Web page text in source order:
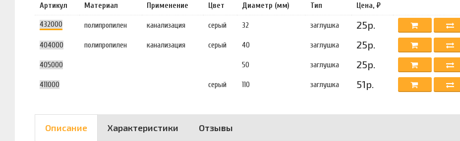
Артикул
Материал Применение Цвет Диаметр (мм) Тип Цена, ₽
432000 полипропилен канализация серый 32 заглушка 25р.
404000 полипропилен канализация серый 40 заглушка 25р.
405000 50 заглушка 25р.
411000 серый 110 заглушка 51р.
Описание Характеристики Отзывы